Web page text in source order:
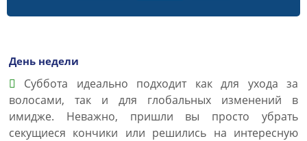
День недели
Суббота идеально подходит как для ухода за
волосами, так и для глобальных изменений в
имидже. Неважно, пришли вы просто убрать
секущиеся кончики или решились на интересную